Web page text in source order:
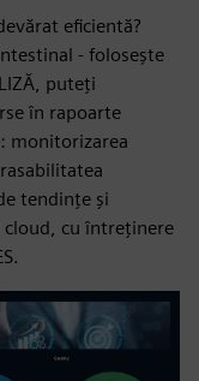
eficientă?
- folosește
puteți
în rapoarte
monitorizarea
tendințe și
cloud, cu întreținere